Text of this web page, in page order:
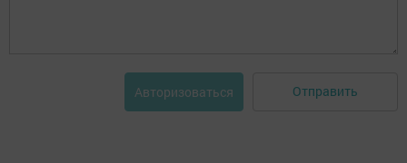
Авторизоваться Отправить